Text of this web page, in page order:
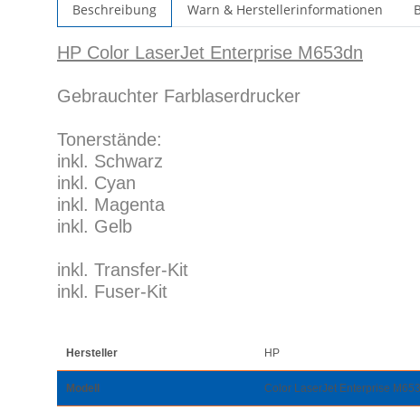
Beschreibung Warn & Herstellerinformationen
HP Color LaserJet Enterprise M653dn
Gebrauchter Farblaserdrucker
Tonerstände:
inkl. Schwarz
inkl. Cyan
inkl. Magenta
inkl. Gelb
inkl. Transfer-Kit
inkl. Fuser-Kit
Hersteller HP
Modell Color LaserJet Enterprise